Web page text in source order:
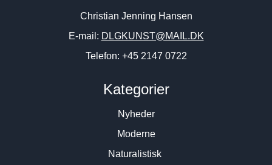
Christian Jenning Hansen
E-mail: DLGKUNST@MAIL.DK
Telefon: +45 2147 0722
Kategorier
Nyheder
Moderne
Naturalistisk